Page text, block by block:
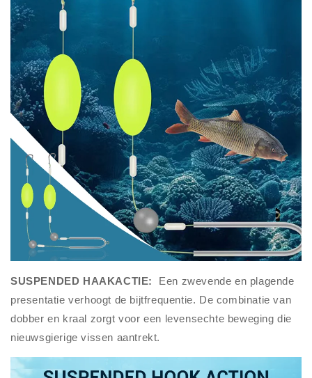
SUSPENDED HAAKACTIE:
Een zwevende en plagende
presentatie verhoogt de bijtfrequentie. De combinatie van
dobber en kraal zorgt voor een levensechte beweging die
nieuwsgierige vissen aantrekt.